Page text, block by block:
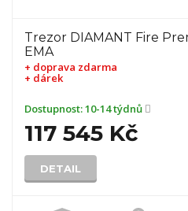
Trezor DIAMANT Fire
EMA
+ doprava zdarma
+ dárek
Dostupnost:10-14 týdnů
117 545 Kč
DETAIL